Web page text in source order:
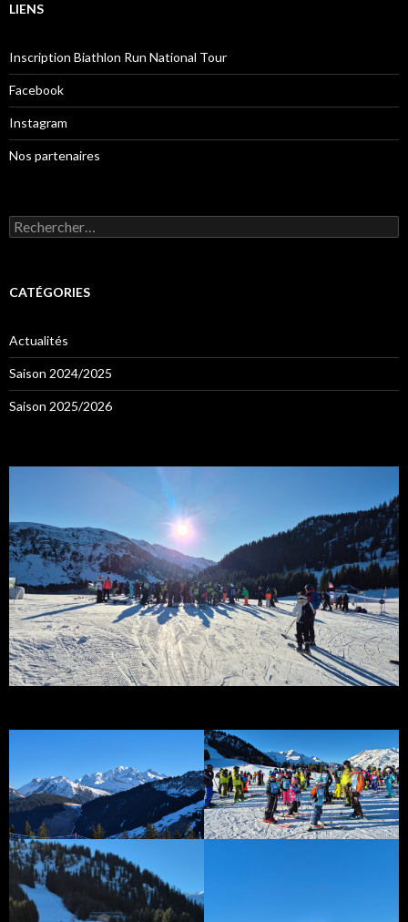
LIENS
Inscription Biathlon Run National Tour
Facebook
Instagram
Nos partenaires
Rechercher :
CATÉGORIES
Actualités
Saison 2024/2025
Saison 2025/2026